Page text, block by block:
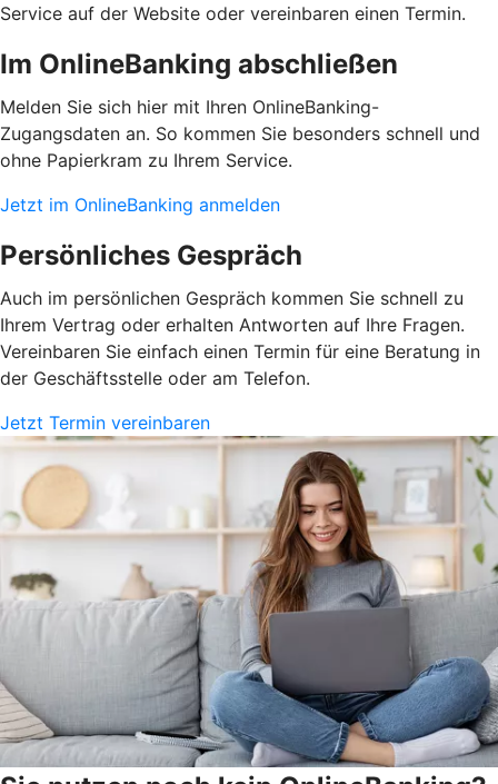
Service auf der Website oder vereinbaren einen Termin.
Im OnlineBanking abschließen
Melden Sie sich hier mit Ihren OnlineBanking-
Zugangsdaten an. So kommen Sie besonders schnell und
ohne Papierkram zu Ihrem Service.
Jetzt im OnlineBanking anmelden
Persönliches Gespräch
Auch im persönlichen Gespräch kommen Sie schnell zu
Ihrem Vertrag oder erhalten Antworten auf Ihre Fragen.
Vereinbaren Sie einfach einen Termin für eine Beratung in
der Geschäftsstelle oder am Telefon.
Jetzt Termin vereinbaren